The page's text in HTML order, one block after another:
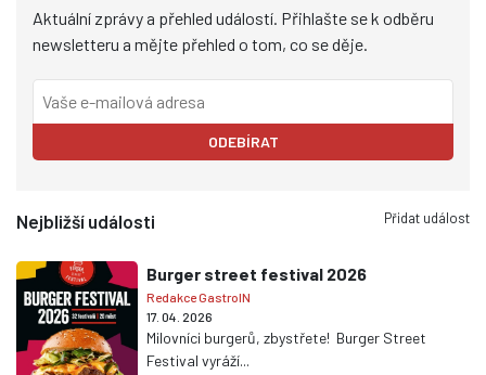
Aktuální zprávy a přehled událostí. Přihlašte se k odběru
newsletteru a mějte přehled o tom, co se děje.
ODEBÍRAT
Nejbližší události Přidat událost
Burger street festival 2026
Redakce GastroIN
17. 04. 2026
Milovníci burgerů, zbystřete! Burger Street
Festival vyráží...